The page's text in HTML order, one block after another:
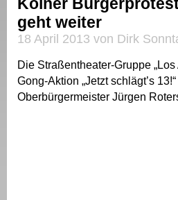
geht weiter
18 April 2013 von Dirk
Die Straßentheater-Gruppe
Gong-Aktion „Jetzt schlägt’s
Oberbürgermeister Jürgen